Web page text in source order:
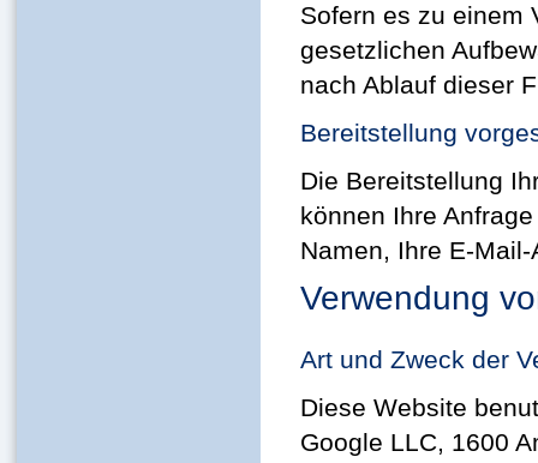
Sofern es zu einem
gesetzlichen
nach Ablauf dieser
Bereitstellung
Die Bereitstellung
können Ihre
Namen, Ihre E-
Verwendung
Art und Zweck der
Diese Website
Google LLC, 1600